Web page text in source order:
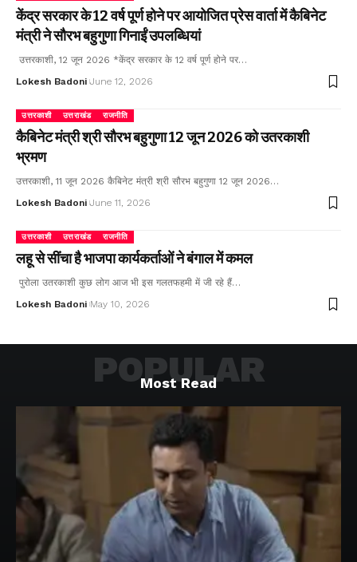
केंद्र सरकार के 12 वर्ष पूर्ण होने पर आयोजित प्रेस वार्ता में कैबिनेट
मंत्री ने सौरभ बहुगुणा गिनाईं उपलब्धियां
उत्तरकाशी, 12 जून 2026 *केंद्र सरकार के 12 वर्ष पूर्ण होने पर…
Lokesh Badoni June 12, 2026
उत्तरकाशी उत्तराखंड राजनीति
कैबिनेट मंत्री श्री सौरभ बहुगुणा 12 जून 2026 को उतरकाशी
भ्रमण
उत्तरकाशी, 11 जून 2026 कैबिनेट मंत्री श्री सौरभ बहुगुणा 12 जून 2026…
Lokesh Badoni June 11, 2026
उत्तरकाशी उत्तराखंड राजनीति
लहू से सींचा है भाजपा कार्यकर्ताओं ने बंगाल में कमल
पुरोला उतरकाशी कुछ लोग आज भी इस गलतफहमी में जी रहे हैं…
Lokesh Badoni May 10, 2026
Most Read
POPULAR